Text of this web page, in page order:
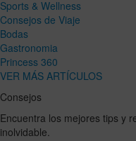
Sports & Wellness
Consejos de Viaje
Bodas
Gastronomia
Princess 360
VER MÁS ARTÍCULOS
Consejos
Encuentra los mejores tips y
inolvidable.